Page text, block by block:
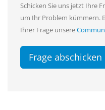
Schicken Sie uns jetzt Ihre
um Ihr Problem kümmern.
Ihrer Frage unsere
Frage abschicken